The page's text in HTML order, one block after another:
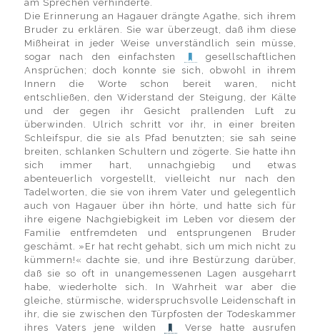
am Sprechen verhinderte.
Die Erinnerung an Hagauer drängte Agathe, sich ihrem
Bruder zu erklären. Sie war überzeugt, daß ihm diese
Mißheirat in jeder Weise unverständlich sein müsse,
sogar nach den einfachsten
gesellschaftlichen
Ansprüchen; doch konnte sie sich, obwohl in ihrem
Innern die Worte schon bereit waren, nicht
entschließen, den Widerstand der Steigung, der Kälte
und der gegen ihr Gesicht prallenden Luft zu
überwinden. Ulrich schritt vor ihr, in einer breiten
Schleifspur, die sie als Pfad benutzten; sie sah seine
breiten, schlanken Schultern und zögerte. Sie hatte ihn
sich immer hart, unnachgiebig und etwas
abenteuerlich vorgestellt, vielleicht nur nach den
Tadelworten, die sie von ihrem Vater und gelegentlich
auch von Hagauer über ihn hörte, und hatte sich für
ihre eigene Nachgiebigkeit im Leben vor diesem der
Familie entfremdeten und entsprungenen Bruder
geschämt. »Er hat recht gehabt, sich um mich nicht zu
kümmern!« dachte sie, und ihre Bestürzung darüber,
daß sie so oft in unangemessenen Lagen ausgeharrt
habe, wiederholte sich. In Wahrheit war aber die
gleiche, stürmische, widerspruchsvolle Leidenschaft in
ihr, die sie zwischen den Türpfosten der Todeskammer
ihres Vaters jene wilden
Verse hatte ausrufen